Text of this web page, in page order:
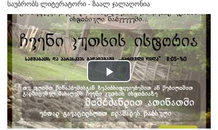
საუბრობს ლიტერატორი - ზაალ ჯალაღონია
Play
Video